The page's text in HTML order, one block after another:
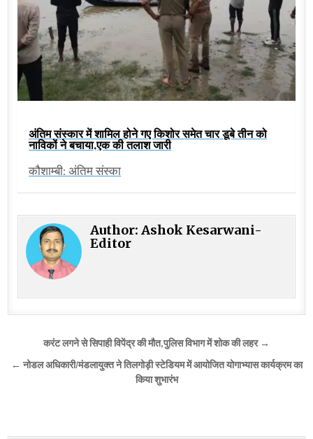
अंतिम संस्कार में शामिल होने गए किशोर समेत चार डूबे तीन को
नाविकों ने बचाया,एक की तलाश जारी
कौशाम्बी: अंतिम संस्का
Author:Ashok Kesarwani-
Editor
Post
navigation
करंट लगने से सिपाही विपेंद्र की मौत,पुलिस विभाग में शोक की लहर →
← नोडल अधिकारी/मंडलायुक्त ने तिलगोड़ी स्टेडियम में आयोजित योगाभ्यास कार्यक्रम का
किया शुभारंभ